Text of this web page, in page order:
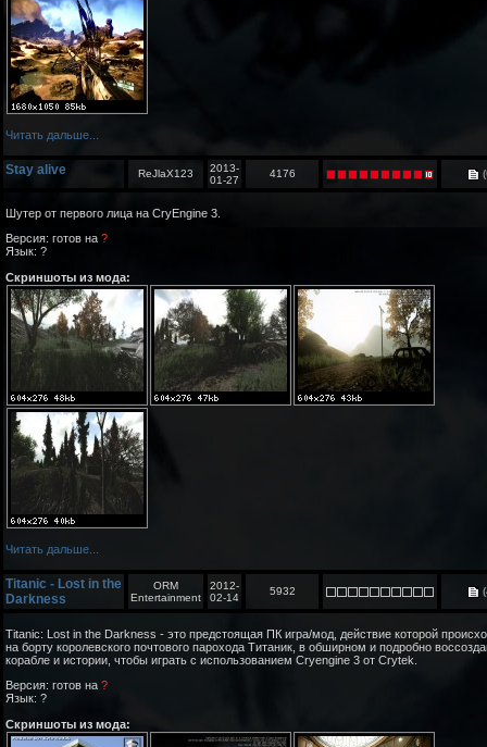
Читать дальше...
Stay alive ReJlaX123
2013-
01-27
4176
Шутер от первого лица на CryEngine 3.
Версия: готов на ?
Язык: ?
Скриншоты из мода:
Читать дальше...
Titanic - Lost in the
Darkness
ORM
Entertainment
2012-
02-14
5932
Titanic: Lost in the Darkness - это предстоящая ПК игра/мод, действие которой
на борту королевского почтового парохода Титаник, в обширном и подробно
корабле и истории, чтобы играть с использованием Cryengine 3 от Crytek.
Версия: готов на ?
Язык: ?
Скриншоты из мода: